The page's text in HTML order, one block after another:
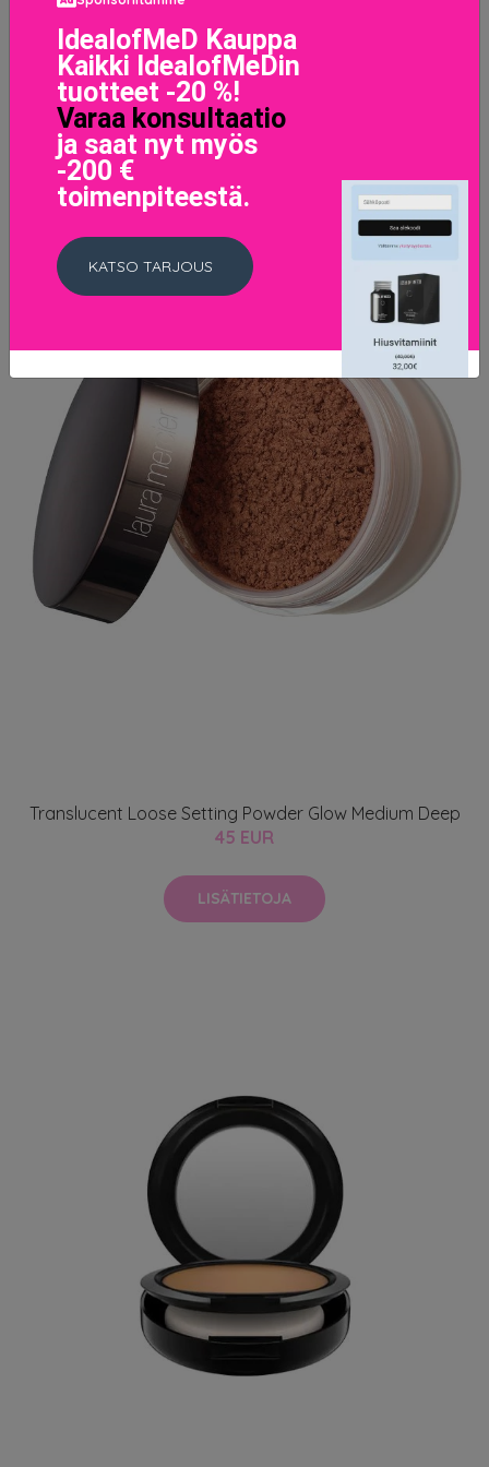
LISÄTIETOJA
Translucent Loose Setting Powder Glow Medium Deep
45 EUR
LISÄTIETOJA
IdealofMeD Kauppa
Kaikki IdealofMeDin
tuotteet -20 %!
Varaa konsultaatio
ja saat nyt myös
-200 €
toimenpiteestä.
KATSO TARJOUS